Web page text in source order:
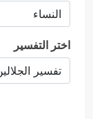
اختر التفسير